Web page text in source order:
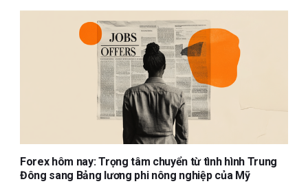
Forex hôm nay: Trọng tâm chuyển từ tình hình Trung
Đông sang Bảng lương phi nông nghiệp của Mỹ